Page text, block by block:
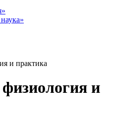
и практика
и